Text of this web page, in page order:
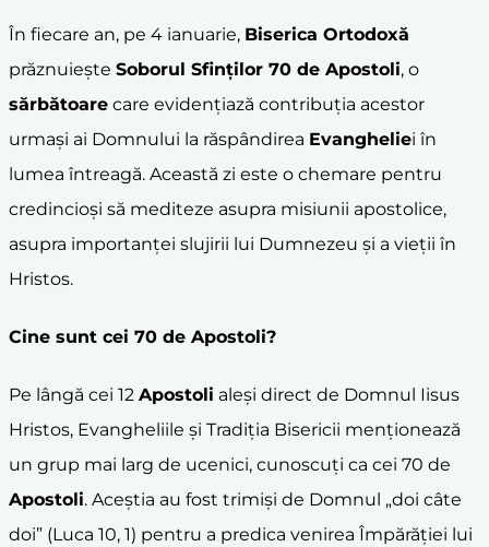
În fiecare an, pe 4 ianuarie, Biserica Ortodoxă
prăznuiește Soborul Sfinților 70 de Apostoli, o
sărbătoare care evidențiază contribuția acestor
urmași ai Domnului la răspândirea Evangheliei în
lumea întreagă. Această zi este o chemare pentru
credincioși să mediteze asupra misiunii apostolice,
asupra importanței slujirii lui Dumnezeu și a vieții în
Hristos.
Cine sunt cei 70 de Apostoli?
Pe lângă cei 12 Apostoli aleși direct de Domnul Iisus
Hristos, Evangheliile și Tradiția Bisericii menționează
un grup mai larg de ucenici, cunoscuți ca cei 70 de
Apostoli. Aceștia au fost trimiși de Domnul „doi câte
doi” (Luca 10, 1) pentru a predica venirea Împărăției lui